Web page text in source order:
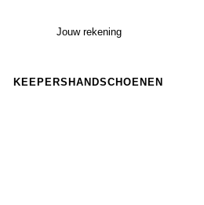
Jouw rekening
KEEPERSHANDSCHOENEN